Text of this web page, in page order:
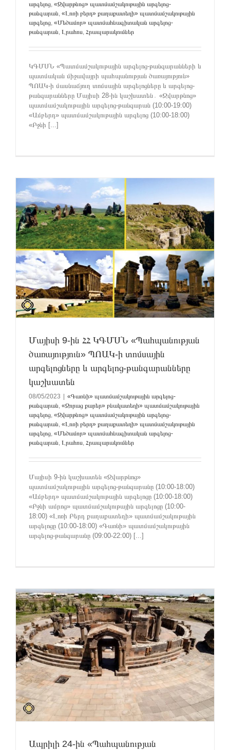
արգելոց, «Զվարթնոց» պատմամշակութային արգելոց-
թանգարան, «Լոռի բերդ» քաղաքատեղի» պատմամշակութային
արգելոց, «Մեծամոր» պատմահնագիտական արգելոց-
թանգարան, Լրահոս, Հրապարակումներ
ԿԳՄՍՆ «Պատմամշակութային արգելոց-թանգարանների և
պատմական միջավայրի պահպանության ծառայություն»
ՊՈԱԿ-ի մասնաճյուղ տոմսային արգելոցները և արգելոց-
թանգարանները Մայիսի 28-ին կաշխատեն․ «Զվարթնոց»
պատմամշակութային արգելոց-թանգարան (10:00-19:00)
«Ամբերդ» պատմամշակութային արգելոց (10:00-18:00)
«Բջնի [...]
Մայիսի 9-ին ՀՀ ԿԳՄՍՆ «Պահպանության
ծառայություն» ՊՈԱԿ-ի տոմսային
արգելոցները և արգելոց-թանգարանները
կաշխատեն
08/05/2023
«Գառնի» պատմամշակութային արգելոց-
թանգարան, «Զորաց քարեր» բնակատեղի» պատմամշակութային
արգելոց, «Զվարթնոց» պատմամշակութային արգելոց-
թանգարան, «Լոռի բերդ» քաղաքատեղի» պատմամշակութային
արգելոց, «Մեծամոր» պատմահնագիտական արգելոց-
թանգարան, Լրահոս, Հրապարակումներ
Մայիսի 9-ին կաշխատեն «Զվարթնոց»
պատմամշակութային արգելոց-թանգարանը (10:00-18:00)
«Ամբերդ» պատմամշակութային արգելոցը (10:00-18:00)
«Բջնի ամրոց» պատմամշակութային արգելոցը (10:00-
18:00) «Լոռի Բերդ քաղաքատեղի» պատմամշակութային
արգելոցը (10:00-18:00) «Գառնի» պատմամշակութային
արգելոց-թանգարանը (09:00-22:00) [...]
Ապրիլի 24-ին «Պահպանության